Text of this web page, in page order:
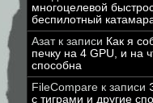
многоцелевой
беспилотный
Азатк записи Как я
печку на 4 GPU, и на
способна
FileCompare к записи
с тиграми и другие